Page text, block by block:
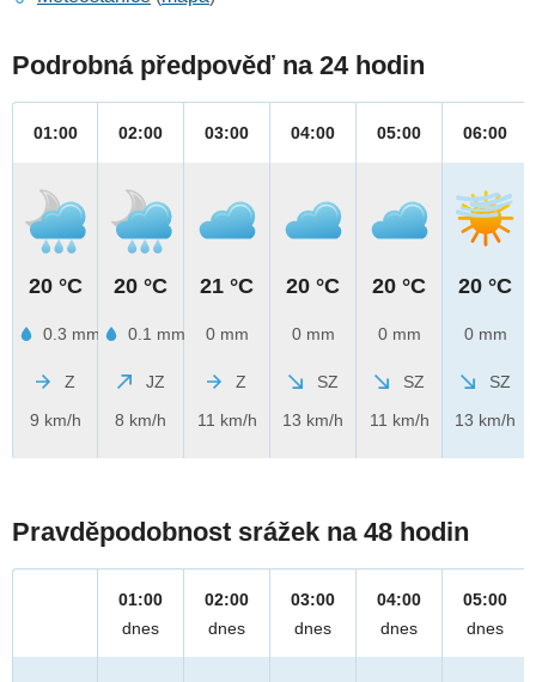
Podrobná předpověď na 24 hodin
01:00
20 °C
0.3 mm
Z
9 km/h
02:00
20 °C
0.1 mm
JZ
8 km/h
03:00
21 °C
0 mm
Z
11 km/h
04:00
20 °C
0 mm
SZ
13 km/h
05:00
20 °C
0 mm
SZ
11 km/h
06:00
20 °C
0 mm
SZ
13 km/h
Pravděpodobnost srážek na 48 hodin
01:00
dnes
02:00
dnes
03:00
dnes
04:00
dnes
05:00
dnes